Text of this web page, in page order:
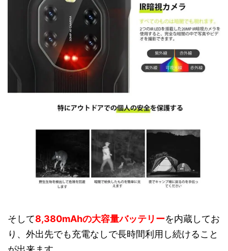
そして8,380mAhの大容量バッテリーを内蔵してお
り、外出先でも充電なしで長時間利用し続けること